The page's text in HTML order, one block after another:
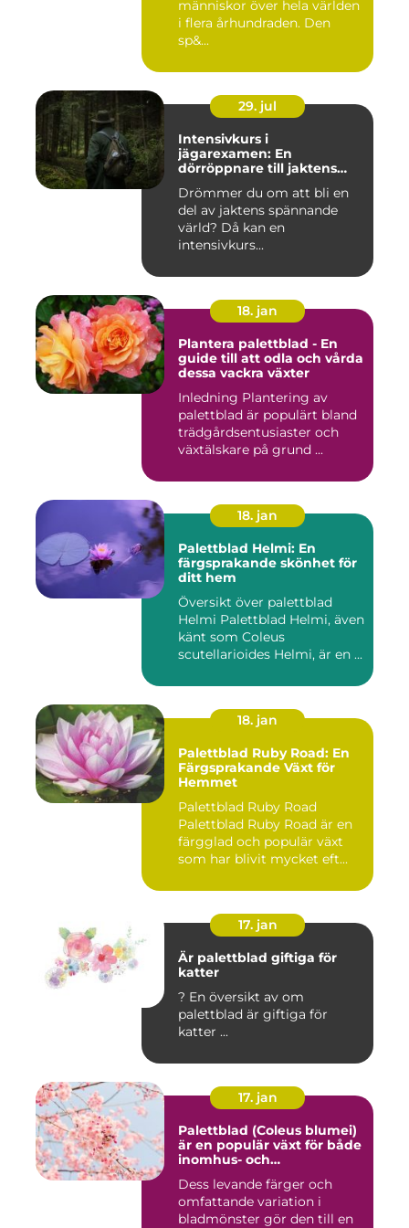
människor över hela världen
i flera århundraden. Den
sp&...
29. jul
Intensivkurs i
jägarexamen: En
dörröppnare till jaktens
Drömmer du om att bli en
del av jaktens spännande
värld? Då kan en
intensivkurs...
18. jan
Plantera palettblad - En
guide till att odla och vårda
dessa vackra växter
Inledning Plantering av
palettblad är populärt bland
trädgårdsentusiaster och
växtälskare på grund ...
18. jan
Palettblad Helmi: En
färgsprakande skönhet för
ditt hem
Översikt över palettblad
Helmi Palettblad Helmi, även
känt som Coleus
scutellarioides Helmi, är en ...
18. jan
Palettblad Ruby Road: En
Färgsprakande Växt för
Hemmet
Palettblad Ruby Road
Palettblad Ruby Road är en
färgglad och populär växt
som har blivit mycket eft...
17. jan
Är palettblad giftiga för
katter
? En översikt av om
palettblad är giftiga för
katter ...
17. jan
Palettblad (Coleus blumei)
är en populär växt för både
inomhus- och
Dess levande färger och
omfattande variation i
bladmönster gör den till en